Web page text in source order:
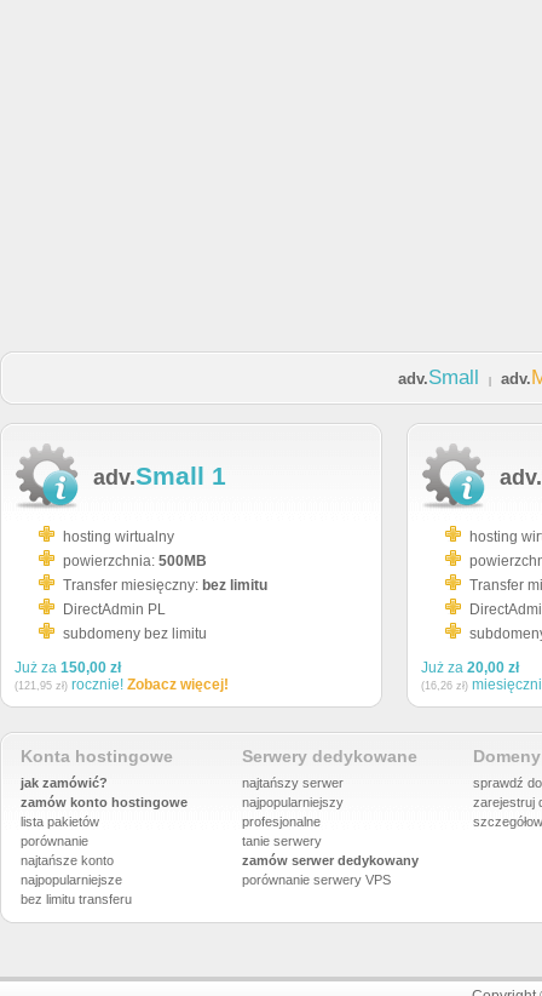
adv.Small adv.
adv.Small 1
hosting wirtualny
powierzchnia: 500MB
Transfer miesięczny: bez limitu
DirectAdmin PL
subdomeny bez limitu
Już za 150,00 zł
(121,95 zł) rocznie! Zobacz więcej!
adv.
hosting
Transfer
Już za 20,00 zł
(16,26 zł)
Konta hostingowe
jak zamówić?
zamów konto hostingowe
lista pakietów
porównanie
najtańsze konto
najpopularniejsze
bez limitu transferu
Serwery dedykowane
najtańszy serwer
najpopularniejszy
profesjonalne
tanie serwery
zamów serwer dedykowany
porównanie serwery VPS
sprawdź
zarejestruj